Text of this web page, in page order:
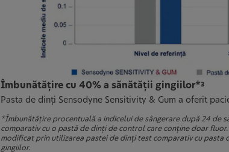
Îmbunătăţire cu 40% a sănătăţii gingiilor*3
Pasta de dinţi Sensodyne Sensitivity & Gum a oferit
*Îmbunătăţire procentuală a indicelui de sângerare după 24 de
comparativ cu o pastă de dinţi de control care conţine doar
modificat prin utilizarea pastei de dinţi test comparativ cu pasta
gingiilor.